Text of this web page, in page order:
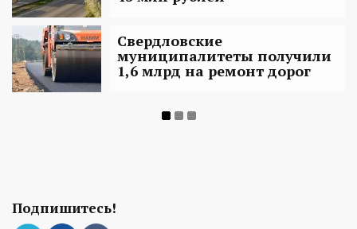
Свердловские
муниципалитеты получили
1,6 млрд на ремонт дорог
Подпишитесь!